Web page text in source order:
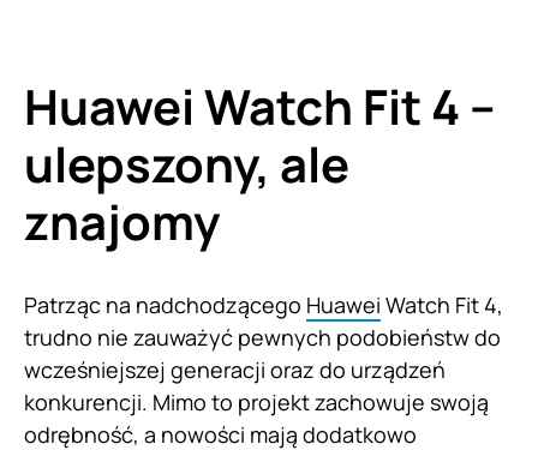
Huawei Watch Fit 4 –
ulepszony, ale
znajomy
Patrząc na nadchodzącego Huawei Watch Fit 4,
trudno nie zauważyć pewnych podobieństw do
wcześniejszej generacji oraz do urządzeń
konkurencji. Mimo to projekt zachowuje swoją
odrębność, a nowości mają dodatkowo